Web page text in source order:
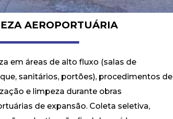
AEROPORTUÁRIA
em áreas de alto fluxo (salas de
sanitários, portões), procedimentos de
e limpeza durante obras
de expansão. Coleta seletiva,